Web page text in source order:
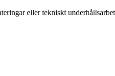
eller tekniskt